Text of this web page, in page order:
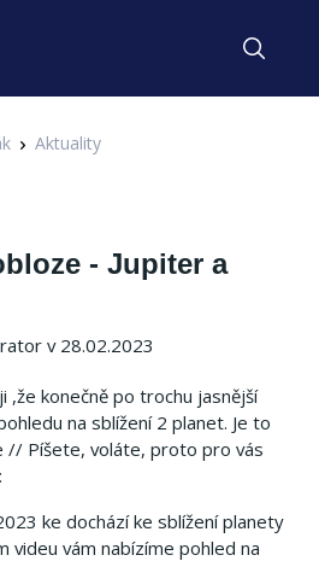
Aktuality
- Jupiter a
v 28.02.2023
,že konečně po trochu jasnější
na sblížení 2 planet. Je to
// Píšete, voláte, proto pro vás
ke dochází ke sblížení planety
videu vám nabízíme pohled na